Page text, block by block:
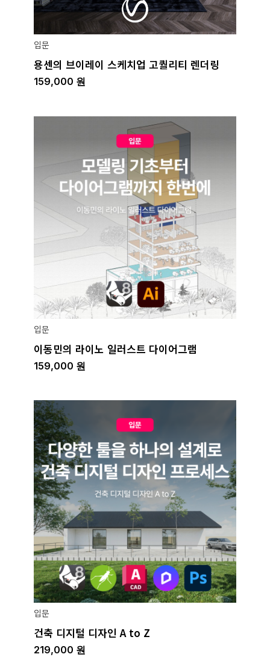
입문
용센의 브이레이 스케치업 고퀄리티 렌더링
159,000 원
입문
이동민의 라이노 일러스트 다이어그램
159,000 원
입문
건축 디지털 디자인 A to Z
219,000 원